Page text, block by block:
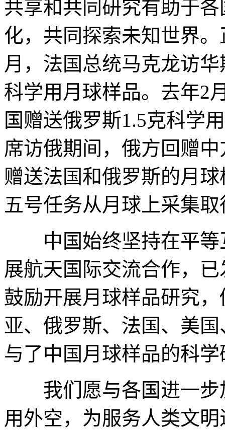
共享和共同研究有助于
化，共同探索未知世界
月，法国总统马克龙访
科学用月球样品。去年2
国赠送俄罗斯1.5克科学
席访俄期间，俄方回赠
赠送法国和俄罗斯的月
五号任务从月球上采集
中国始终坚持在平等
展航天国际交流合作，
鼓励开展月球样品研究
亚、俄罗斯、法国、美
与了中国月球样品的科学
我们愿与各国进一步
用外空，为服务人类文